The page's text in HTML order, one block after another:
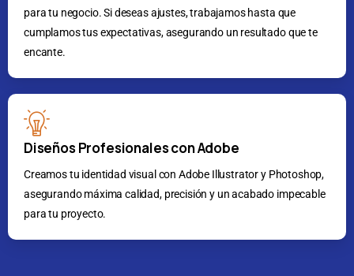
para tu negocio. Si deseas ajustes, trabajamos hasta que
cumplamos tus expectativas, asegurando un resultado que te
encante.
Diseños Profesionales con Adobe
Creamos tu identidad visual con Adobe Illustrator y Photoshop,
asegurando máxima calidad, precisión y un acabado impecable
para tu proyecto.